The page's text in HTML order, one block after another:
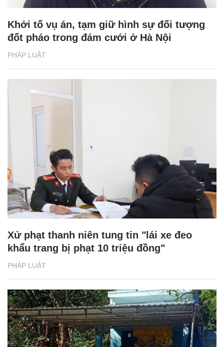
PHÁP LUẬT
Khởi tố vụ án, tạm giữ hình sự đối tượng
đốt pháo trong đám cưới ở Hà Nội
PHÁP LUẬT
Xử phạt thanh niên tung tin "lái xe đeo
khẩu trang bị phạt 10 triệu đồng"